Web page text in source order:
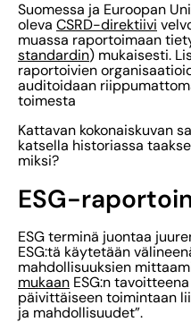
Suomessa ja Euroopan
oleva CSRD-direktiivi
muassa raportoimaan
standardin) mukaisesti.
raportoivien
auditoidaan
toimesta
Kattavan kokonaiskuvan
katsella historiassa
miksi?
ESG-
ESG terminä juontaa
ESG:tä käytetään
mahdollisuuksien
mukaan ESG:n
päivittäiseen toimintaan
ja mahdollisuudet”.